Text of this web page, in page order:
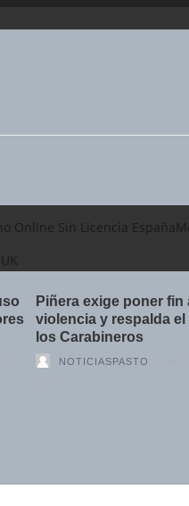
Online Sin Licencia España
Piñera exige poner fin
violencia y respalda el
los Carabineros
NOTICIASPASTO